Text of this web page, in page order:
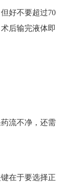
好不要超过70
后输完液体即
流不净，还需
在于要选择正